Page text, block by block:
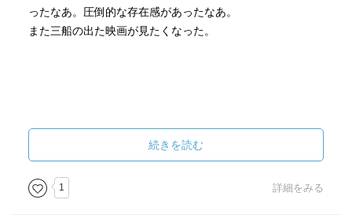
ったなあ。圧倒的な存在感があったなあ。
また三船の出た映画が見たくなった。
続きを読む
1 詳細をみる